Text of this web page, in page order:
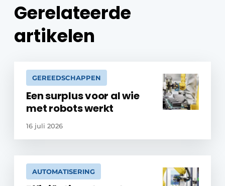
Gerelateerde
artikelen
GEREEDSCHAPPEN
Een surplus voor al wie
met robots werkt
16 juli 2026
AUTOMATISERING